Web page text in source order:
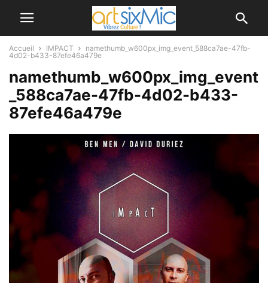
Accueil IMPACT
namethumb_w600px_img_event_588ca7ae-47fb-
4d02-b433-87efe46a479e
namethumb_w600px_img_event
_588ca7ae-47fb-4d02-b433-
87efe46a479e